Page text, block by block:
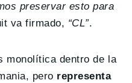
preservar esto para
va firmado, “CL”.
monolítica dentro de la
pero representa